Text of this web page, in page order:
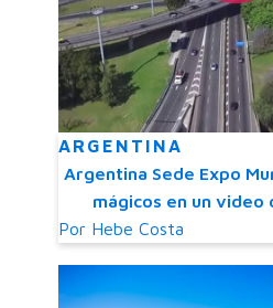
ARGENTINA
Argentina Sede Expo
mágicos en un video
Por Hebe Costa